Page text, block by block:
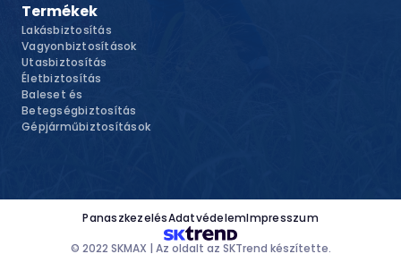
Termékek
Lakásbiztosítás
Vagyonbiztosítások
Utasbiztosítás
Életbiztosítás
Baleset és
Betegségbiztosítás
Gépjárműbiztosítások
© 2022 SKMAX | Az oldalt az SKTrend készítette.
PanaszkezelésAdatvédelemImpresszum